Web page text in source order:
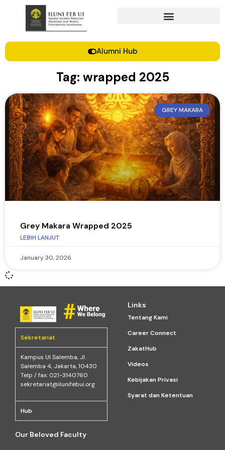
Alumni Hub
Tag: wrapped 2025
GREY MAKARA
Grey Makara Wrapped 2025
LEBIH LANJUT
January 30, 2026
Sekretariat
Kampus Ul Salemba, Jl.
Salemba 4, Jakarta, 10430
Telp / fax: 021-3140760
sekretariat@ilunifebui.org
Hub
Links
Tentang Kami
Career Connect
ZakatHub
Videos
Kebijakan Privasi
Syarat dan Ketentuan
Our Beloved Faculty